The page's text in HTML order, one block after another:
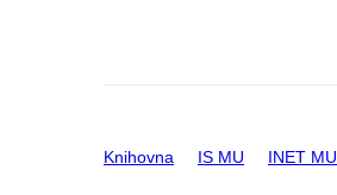
Knihovna IS MU INET MU